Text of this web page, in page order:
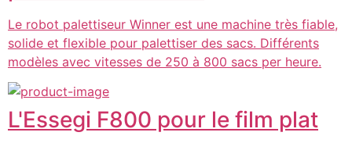
Le robot palettiseur Winner est une machine très fiable,
solide et flexible pour palettiser des sacs. Différents
modèles avec vitesses de 250 à 800 sacs per heure.
L'Essegi F800 pour le film plat